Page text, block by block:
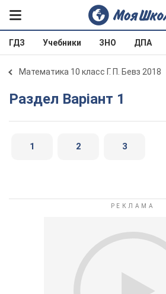
ГДЗ Учебники ЗНО ДПА
Математика 10 класс Г. П. Бевз 2018
Раздел Варіант 1
1 2 3